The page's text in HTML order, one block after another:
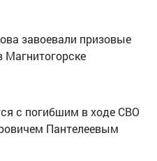
завоевали призовые
Магнитогорске
с погибшим в ходе СВО
Пантелеевым